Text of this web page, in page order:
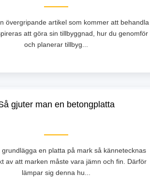
övergripande artikel som kommer att behandla
att göra sin tillbyggnad, hur du genomför
och planerar tillbyg...
gjuter man en betongplatta
grundlägga en platta på mark så kännetecknas
av att marken måste vara jämn och fin. Därför
lämpar sig denna hu...